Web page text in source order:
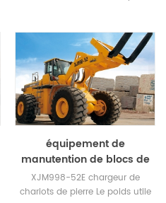
maximale est de 23 tonnes, la
hauteur de levage maximale
atteint 2,2 m.
équipement de
manutention de blocs de
pierre
XJM998-52E chargeur de
chariots de pierre Le poids utile